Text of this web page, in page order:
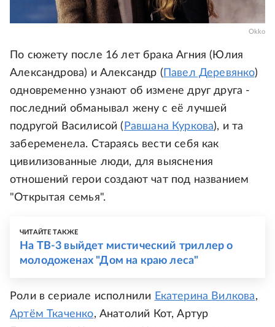
Okko
По сюжету после 16 лет брака Агния (Юлия
Александрова) и Александр ( Павел Деревянко)
одновременно узнают об измене друг друга -
последний обманывал жену с её лучшей
подругой Василисой ( Равшана Куркова), и та
забеременела. Стараясь вести себя как
цивилизованные люди, для выяснения
отношений герои создают чат под названием
"Открытая семья".
ЧИТАЙТЕ ТАКЖЕ
На ТВ-3 выйдет мистический триллер о
молодоженах "Дом на краю леса"
Роли в сериале исполнили Екатерина Вилкова,
Артём Ткаченко, Анатолий Кот, Артур